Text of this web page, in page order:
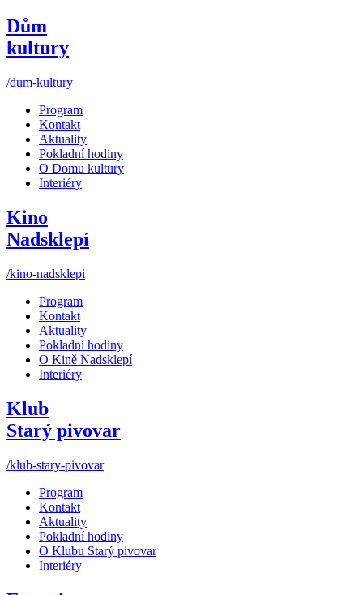
Dům
kultury
/dum-kultury
Program
Kontakt
Aktuality
Pokladní hodiny
O Domu kultury
Interiéry
Kino
Nadsklepí
/kino-nadsklepi
Program
Kontakt
Aktuality
Pokladní hodiny
O Kině Nadsklepí
Interiéry
Klub
Starý pivovar
/klub-stary-pivovar
Program
Kontakt
Aktuality
Pokladní hodiny
O Klubu Starý pivovar
Interiéry